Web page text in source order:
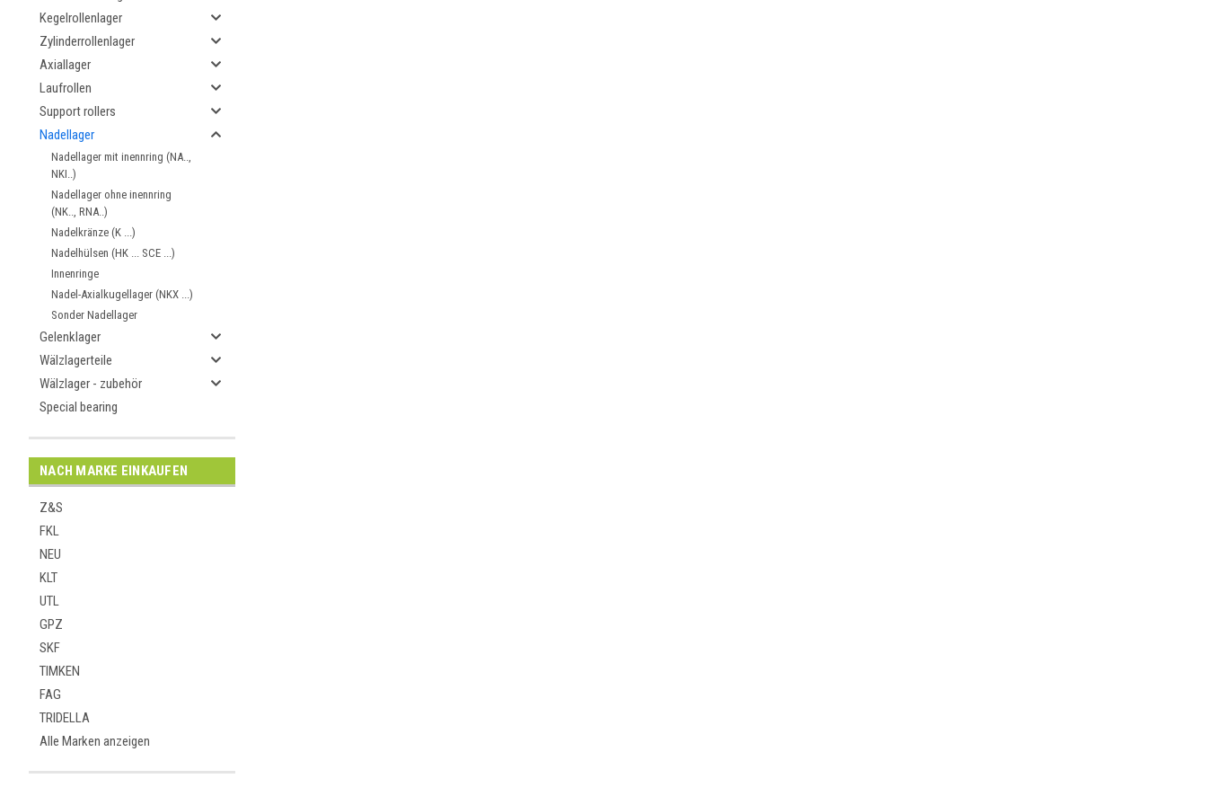
Kegelrollenlager
Zylinderrollenlager
Axiallager
Laufrollen
Support rollers
Nadellager
Nadellager mit inennring (NA..,
NKI..)
Nadellager ohne inennring
(NK.., RNA..)
Nadelkränze (K ...)
Nadelhülsen (HK ... SCE ...)
Innenringe
Nadel-Axialkugellager (NKX ...)
Sonder Nadellager
Gelenklager
Wälzlagerteile
Wälzlager - zubehör
Special bearing
NACH MARKE EINKAUFEN
Z&S
FKL
NEU
KLT
UTL
GPZ
SKF
TIMKEN
FAG
TRIDELLA
Alle Marken anzeigen